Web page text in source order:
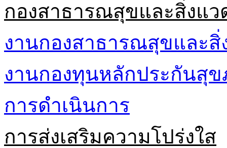
กองสาธารณสุขและสิ่งแว
งานกองสาธารณสุขและสิ่
งานกองทุนหลักประกันสุ
การดำเนินการ
การส่งเสริมความโปร่งใส